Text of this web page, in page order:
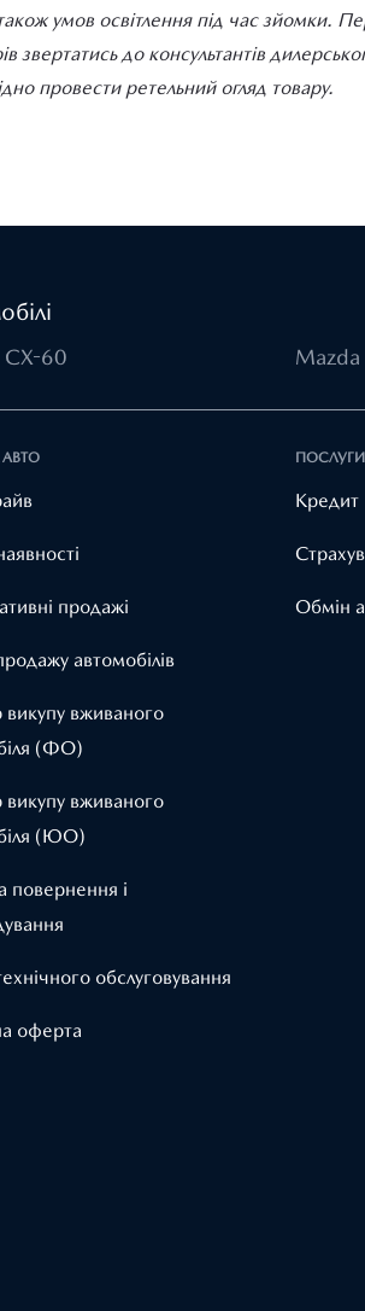
умов освітлення під час зйомки.
звертатись до консультантів
провести ретельний огляд товару.
CX-60 Mazda
продажі
автомобілів
викупу вживаного
(ФО)
викупу вживаного
(ЮО)
повернення і
обслуговування
оферта
ПОСЛУГИ
Кредит
Обмін